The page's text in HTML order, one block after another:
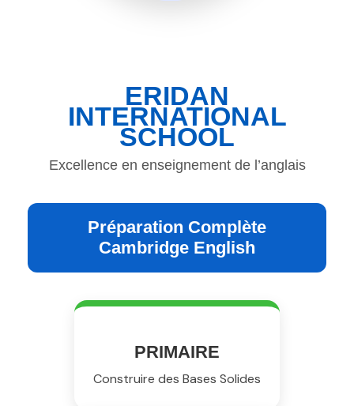
ERIDAN
INTERNATIONAL
SCHOOL
Excellence en enseignement de l’anglais
Préparation Complète
Cambridge English
PRIMAIRE
Construire des Bases Solides